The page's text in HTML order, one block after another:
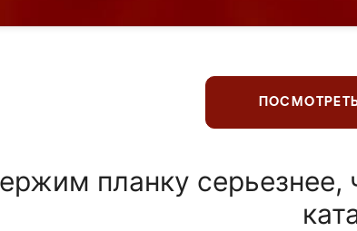
планку